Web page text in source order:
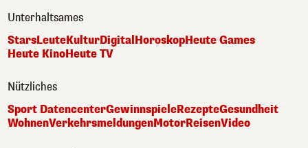
Unterhaltsames
StarsLeuteKulturDigital HoroskopHeute Games
Heute KinoHeute TV
Nützliches
Sport DatencenterGewinnspieleRezepteGesundheit
WohnenVerkehrsmeldungenMotorReisenVideo